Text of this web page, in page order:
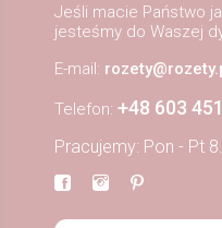
Jeśli macie Państwo
jesteśmy do Waszej
E-mail:
Telefon: +48 603
Pracujemy: Pon - Pt